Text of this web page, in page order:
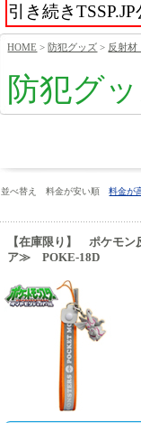
引き続き
HOME >防犯グッズ > 反射材
防犯グ
並べ替え 料金が安い順料金が
【在庫限り】 ポケモ
ア≫ POKE-18D